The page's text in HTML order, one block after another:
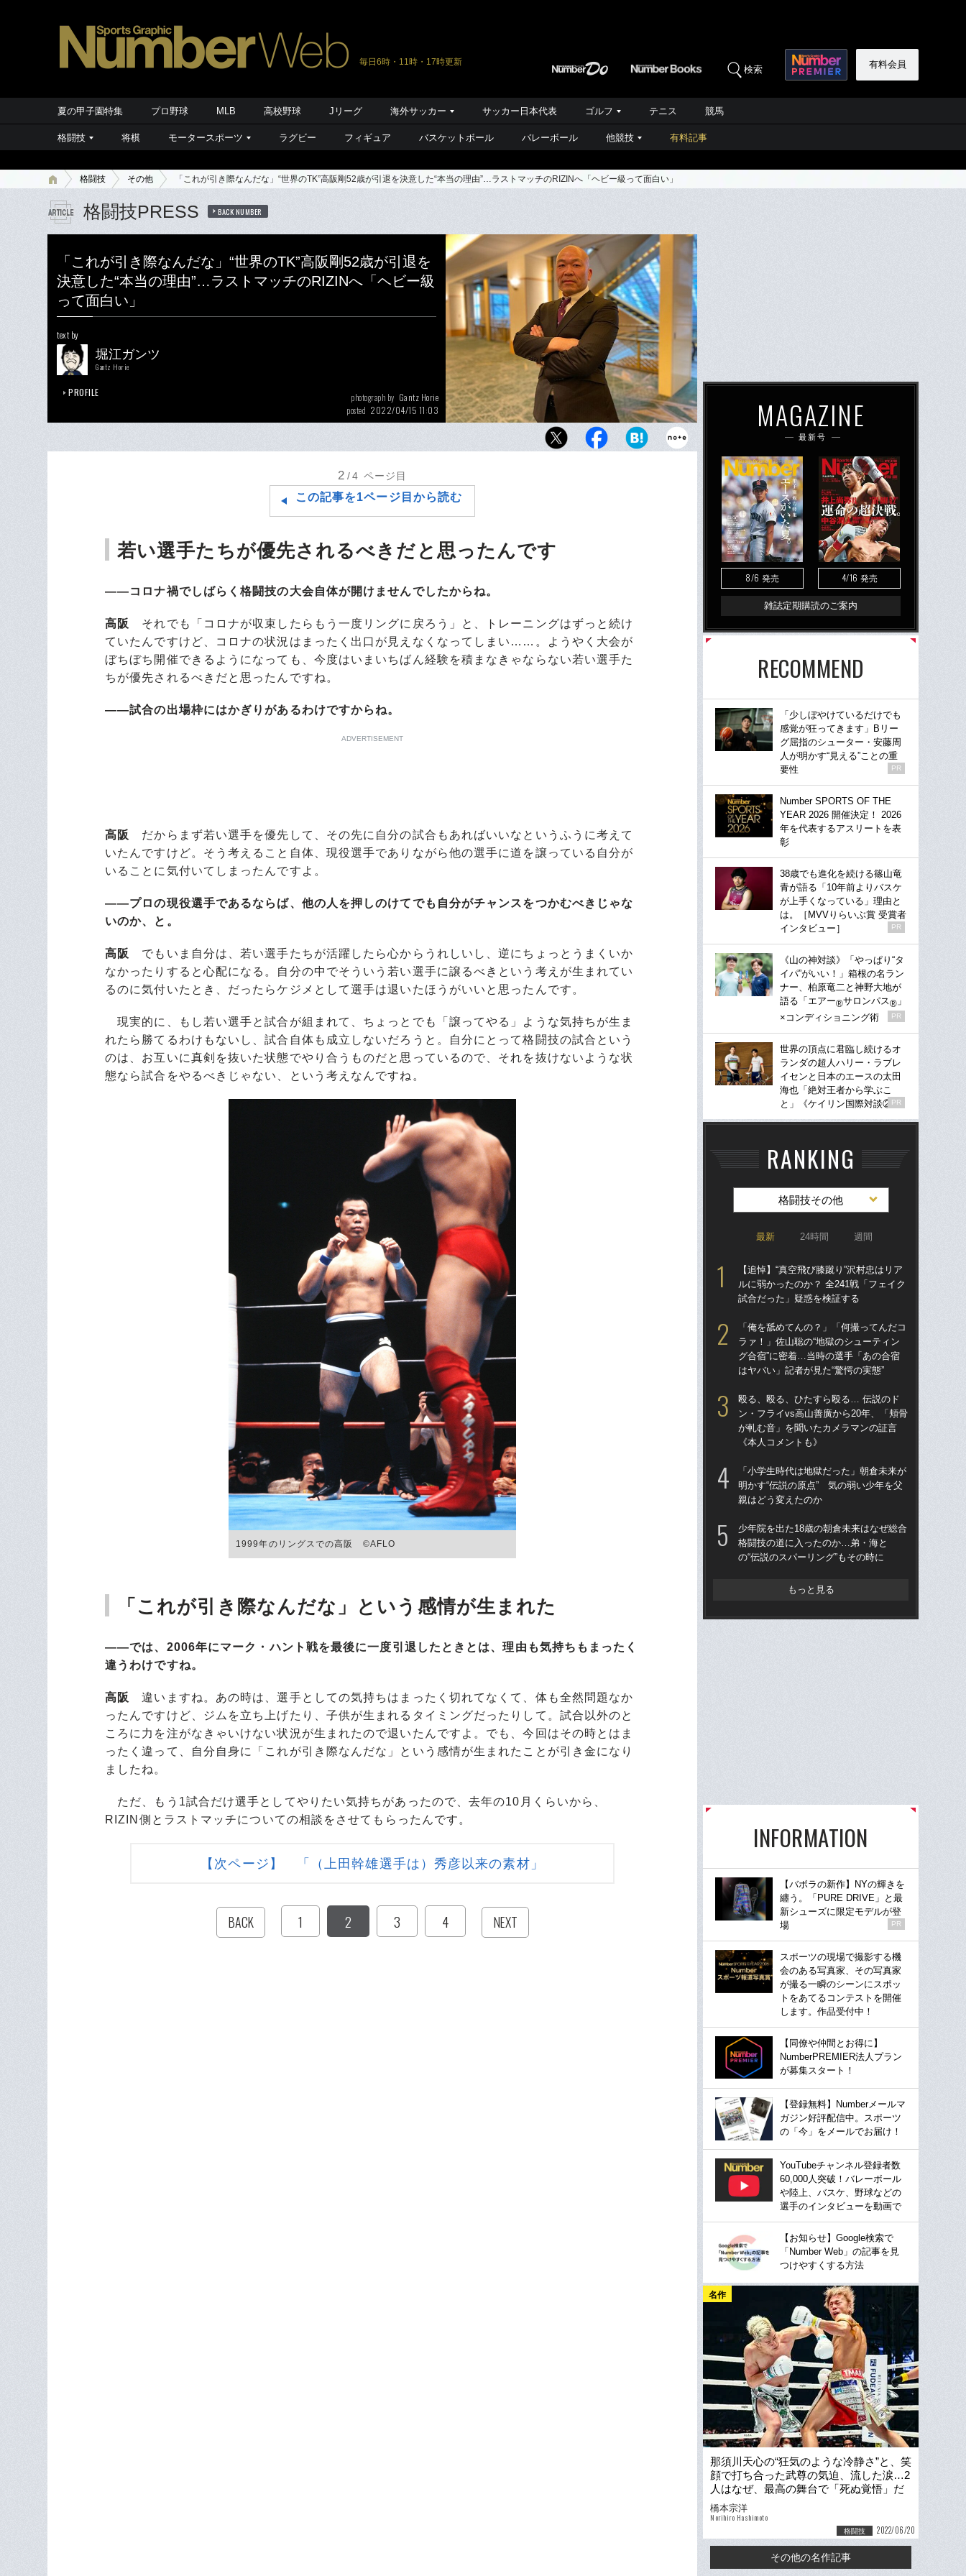
毎日6時・11時・17時更新
検索 有料会員
夏の甲子園特集 プロ野球 MLB 高校野球 Jリーグ 海外サッカー サッカー日本代表 ゴルフ テニス 競馬
格闘技 将棋 モータースポーツ ラグビー フィギュア バスケットボール バレーボール 他競技 有料記事
格闘技 その他 「これが引き際なんだな」“世界のTK”高阪剛52歳が引退を決意した“本当の理由”…ラストマッチのRIZINへ「ヘビー級って面白い」
格闘技PRESS BACK NUMBER
「これが引き際なんだな」“世界のTK”高阪剛52歳が引退を
決意した“本当の理由”…ラストマッチのRIZINへ「ヘビー級
って面白い」
text by
堀江ガンツ
Gantz Horie
PROFILE photograph by Gantz Horie
posted 2022/04/15 11:03
4月17日のRIZIN.35での試合を最後に、現役引退を迎える
2 /4 ページ目
この記事を1ページ目から読む
若い選手たちが優先されるべきだと思ったんです
――コロナ禍でしばらく格闘技の大会自体が開けませんでしたからね。
高阪
それでも「コロナが収束したらもう一度リングに戻ろう」と、トレーニングはずっと続け
ていたんですけど、コロナの状況はまったく出口が見えなくなってしまい……。ようやく大会が
ぼちぼち開催できるようになっても、今度はいまいちばん経験を積まなきゃならない若い選手た
ちが優先されるべきだと思ったんですね。
――試合の出場枠にはかぎりがあるわけですからね。
ADVERTISEMENT
高阪
だからまず若い選手を優先して、その先に自分の試合もあればいいなというふうに考えて
いたんですけど。そう考えること自体、現役選手でありながら他の選手に道を譲っている自分が
いることに気付いてしまったんですよ。
――プロの現役選手であるならば、他の人を押しのけてでも自分がチャンスをつかむべきじゃな
いのか、と。
高阪
でもいま自分は、若い選手たちが活躍したら心からうれしいし、逆にちょっとうまくいか
なかったりすると心配になる。自分の中でそういう若い選手に譲るべきという考えが生まれてい
るのに気付いたとき、だったらケジメとして選手は退いたほうがいいと思ったんです。
現実的に、もし若い選手と試合が組まれて、ちょっとでも「譲ってやる」ような気持ちが生ま
れたら勝てるわけもないし、試合自体も成立しないだろうと。自分にとって格闘技の試合という
のは、お互いに真剣を抜いた状態でやり合うものだと思っているので、それを抜けないような状
態なら試合をやるべきじゃない、という考えなんですね。
1999年のリングスでの高阪 ©AFLO
「これが引き際なんだな」という感情が生まれた
――では、2006年にマーク・ハント戦を最後に一度引退したときとは、理由も気持ちもまったく
違うわけですね。
高阪
違いますね。あの時は、選手としての気持ちはまったく切れてなくて、体も全然問題なか
ったんですけど、ジムを立ち上げたり、子供が生まれるタイミングだったりして。試合以外のと
ころに力を注がなきゃいけない状況が生まれたので退いたんですよ。でも、今回はその時とはま
ったく違って、自分自身に「これが引き際なんだな」という感情が生まれたことが引き金になり
ましたね。
ただ、もう1試合だけ選手としてやりたい気持ちがあったので、去年の10月くらいから、
RIZIN側とラストマッチについての相談をさせてもらったんです。
【次ページ】 「（上田幹雄選手は）秀彦以来の素材」
BACK 1 2 3 4 NEXT
MAGAZINE
最新号
8/6 発売 4/16 発売
雑誌定期購読のご案内
RECOMMEND
「少しぼやけているだけでも
感覚が狂ってきます」Bリー
グ屈指のシューター・安藤周
人が明かす“見える”ことの重
要性
PR
Number SPORTS OF THE
YEAR 2026 開催決定！ 2026
年を代表するアスリートを表
彰
38歳でも進化を続ける篠山竜
青が語る「10年前よりバスケ
が上手くなっている」理由と
は。［MVVりらいぶ賞 受賞者
インタビュー］
PR
《山の神対談》「やっぱり“タ
イパ”がいい！」箱根の名ラン
ナー、柏原竜二と神野大地が
語る「エアー®サロンパス® 」
×コンディショニング術
PR
世界の頂点に君臨し続けるオ
ランダの超人ハリー・ラブレ
イセンと日本のエースの太田
海也「絶対王者から学ぶこ
と」《ケイリン国際対談②》
PR
RANKING
格闘技その他
最新 24時間 週間
【追悼】“真空飛び膝蹴り”沢村忠はリア
ルに弱かったのか？ 全241戦「フェイク
試合だった」疑惑を検証する
「俺を舐めてんの？」「何撮ってんだコ
ラァ！」佐山聡の“地獄のシューティン
グ合宿”に密着…当時の選手「あの合宿
はヤバい」記者が見た“驚愕の実態”
殴る、殴る、ひたすら殴る… 伝説のド
ン・フライvs高山善廣から20年、「頬骨
が軋む音」を聞いたカメラマンの証言
《本人コメントも》
「小学生時代は地獄だった」朝倉未来が
明かす“伝説の原点” 気の弱い少年を父
親はどう変えたのか
少年院を出た18歳の朝倉未来はなぜ総合
格闘技の道に入ったのか…弟・海と
の“伝説のスパーリング”もその時に
もっと見る
INFORMATION
【バボラの新作】NYの輝きを
纏う。「PURE DRIVE」と最
新シューズに限定モデルが登
場
PR
スポーツの現場で撮影する機
会のある写真家、その写真家
が撮る一瞬のシーンにスポッ
トをあてるコンテストを開催
します。作品受付中！
【同僚や仲間とお得に】
NumberPREMIER法人プラン
が募集スタート！
【登録無料】Numberメールマ
ガジン好評配信中。スポーツ
の「今」をメールでお届け！
YouTubeチャンネル登録者数
60,000人突破！バレーボール
や陸上、バスケ、野球などの
選手のインタビューを動画で
【お知らせ】Google検索で
「Number Web」の記事を見
つけやすくする方法
名作
那須川天心の“狂気のような冷静さ”と、笑
顔で打ち合った武尊の気迫、流した涙…2
人はなぜ、最高の舞台で「死ぬ覚悟」だ
ったのか
橋本宗洋
Norihiro Hashimoto
格闘技 2022/06/20
その他の名作記事